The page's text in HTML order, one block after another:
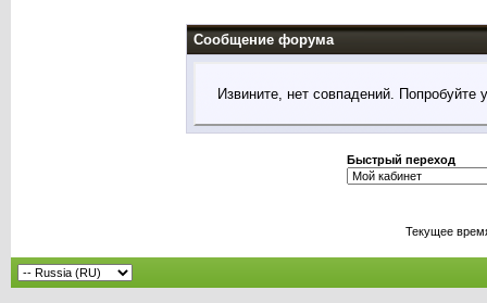
Сообщение форума
Извините, нет совпадений. Попробуйте
Быстрый переход
Текущее